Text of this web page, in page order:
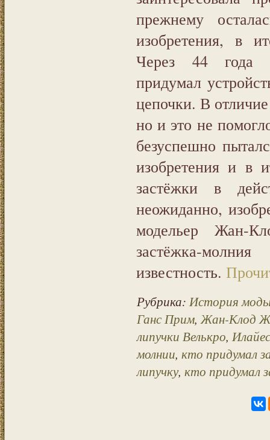
прежнему
изобретения, в
Через 44 года
придумал
цепочки. В
но и это не
безуспешно
изобретения и в
застёжки в
неожиданно,
модельер Жан-
застёжка-
известность.
Рубрика: История
Ганс Прим,Жан-Клод
липучки Велькро,
молнии, кто придумал
липучку, кто придумал